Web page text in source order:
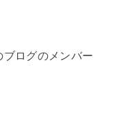
ログのメンバー